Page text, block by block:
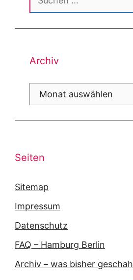
Archiv
Archiv
Seiten
Sitemap
Impressum
Datenschutz
FAQ – Hamburg Berlin
Archiv – was bisher geschah